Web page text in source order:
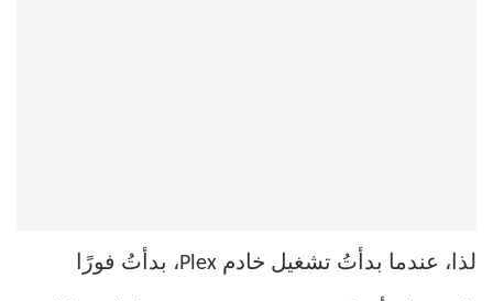
لذا، عندما بدأتُ تشغيل خادم Plex، بدأتُ فورًا